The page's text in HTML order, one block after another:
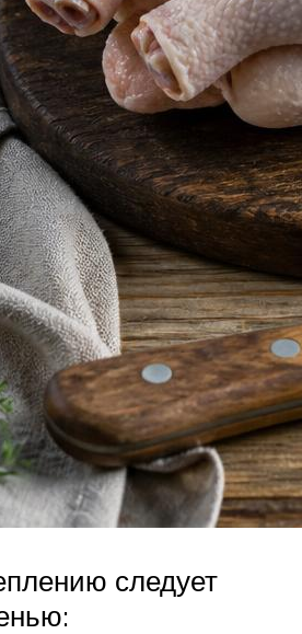
следует